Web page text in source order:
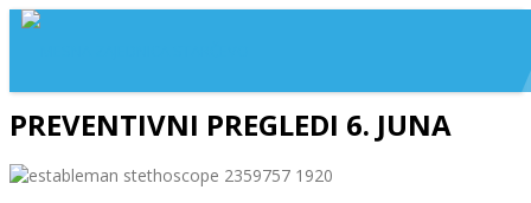
PREVENTIVNI PREGLEDI 6. JUNA